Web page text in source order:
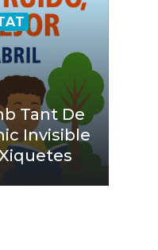
Tant De
Invisible